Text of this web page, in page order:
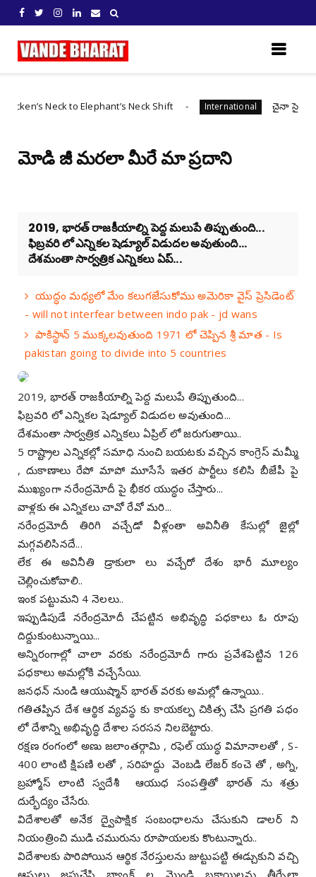
to Elephant’s Neck Shift International చైనా సైబర్ మాఫియాలో
మోడి జీ‌ మరలా మీరే మా ప్రదాని
2019, భారత్ రాజకీయాల్ని పెద్ద మలుపే తిప్పుతుంది...
ఫిబ్రవరి లో ఎన్నికల షెడ్యూల్ విడుదల అవుతుంది...
దేశమంతా సార్వత్రిక ఎన్నికలు ఏప్...
యుద్ధం మధ్యలో మేం కలుగజేసుకోము అమెరికా వైస్ ప్రెసిడెంట్
- will not interfear between indo pak - jd wans
పాకిస్థాన్ 5 ముక్కలవుతుంది 1971 లో చెప్పిన శ్రీ మాత - Is
pakistan going to divide into 5 countries
2019, భారత్ రాజకీయాల్ని పెద్ద మలుపే తిప్పుతుంది...
ఫిబ్రవరి లో ఎన్నికల షెడ్యూల్ విడుదల అవుతుంది...
దేశమంతా సార్వత్రిక ఎన్నికలు ఏప్రిల్ లో జరుగుతాయి..
5 రాష్ట్రాల ఎన్నికల్లో సమాధి నుంచి బయటకు వచ్చిన కాంగ్రెస్ మమ్మీ
, దుకాణాలు రేపో మాపో మూసేసే ఇతర పార్టీలు కలిసి బీజేపీ పై
ముఖ్యంగా నరేంద్రమోదీ పై భీకర యుద్ధం చేస్తారు...
వాళ్లకు ఈ ఎన్నికలు చావో రేవో మరి...
నరేంద్రమోదీ తిరిగి వచ్చేడో వీళ్లంతా అవినీతి కేసుల్లో జైల్లో
మగ్గవలిసినదే...
లేక ఈ అవినీతి డ్రాకులా లు వచ్చేరో దేశం భారీ మూల్యం
చెల్లించుకోవాలి..
ఇంక పట్టుమని 4 నెలలు..
ఇప్పుడిపుడే నరేంద్రమోదీ చేపట్టిన అభివృద్ధి పధకాలు ఓ రూపు
దిద్దుకుంటున్నాయి...
అన్నిరంగాల్లో చాలా వరకు నరేంద్రమోదీ గారు ప్రవేశపెట్టిన 126
పధకాలు అమల్లోకి వచ్చేసేయి.
జనధన్ నుండి ఆయుష్మాన్ భారత్ వరకు అమల్లో ఉన్నాయి..
గతితప్పిన దేశ ఆర్థిక వ్యవస్థ కు కాయకల్ప చికిత్స చేసి ప్రగతి పధం
లో దేశాన్ని అభివృద్ధి దేశాల సరసన నిలబెట్టారు.
రక్షణ రంగంలో అణు జలాంతర్గామి , రఫెల్ యుద్ధ విమానాలతో , S-
400 లాంటి క్షిపణి లతో , సరిహద్దు వెంబడి లేజర్ కంచె తో , అగ్ని,
బ్రహ్మోస్ లాంటి స్వదేశీ ఆయుధ సంపత్తితో భారత్ ను శత్రు
దుర్భేద్యం చేసేరు.
విదేశాలతో అనేక ద్వైపాక్షిక సంబంధాలను చేసుకుని డాలర్ ని
నియంత్రించి ముడి చమురును రూపాయలకు కొంటున్నారు..
విదేశాలకు పారిపోయిన ఆర్థిక నేరస్తులను జుట్టుపట్టి ఈడ్చుకుని వచ్చి
ఆస్తులు జప్తుచేసి బ్యాంక్ ల మొండి బకాయిలను తీర్చేలా